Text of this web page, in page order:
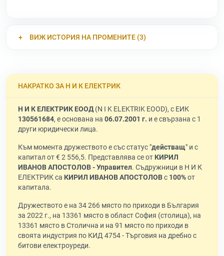
ВИЖ ИСТОРИЯ НА ПРОМЕНИТЕ (3)
НАКРАТКО ЗА Н И К ЕЛЕКТРИК
Н И К ЕЛЕКТРИК ЕООД(N I K ELEKTRIK EOOD), с ЕИК
130561684, е основана на 06.07.2001 г. и е свързана с 1
други юридически лица.
Към момента дружеството е със статус "действащ" и с
капитал от € 2 556,5. Представлява се от КИРИЛ
ИВАНОВ АПОСТОЛОВ - Управител. Съдружници в Н И К
ЕЛЕКТРИК са КИРИЛ ИВАНОВ АПОСТОЛОВс 100%от
капитала.
Дружеството е на 34 266 място по приходи в България
за 2022 г., на 13361 място в област София (столица), на
13361 място в Столична и на 91 място по приходи в
своята индустрия по КИД 4754 - Търговия на дребно с
битови електроуреди.